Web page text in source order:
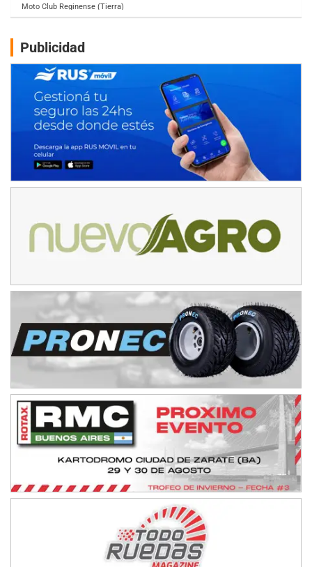
Humboldt (Santa Fe)
Ciudad de Avellaneda (Asfalto)
José Samuel Sánchez (Tierra)
Rufino (Santa Fe)
Juan Navarro (Asfalto)
El Timbó (Tucumán)
IAME SERIES ARGENTINA 6
Ramiro Tot (Asfalto)
KDO - F6
Ciudad de Trenque Lauquen (Asfalto)
Trenque Lauquen (Buenos Aires)
ENTRERRIANO - F6 (POSTERGADA)
Parque de la Velocidad (Asfalto)
Villaguay (Entre Ríos)
VICTORIENSE - F7
El Cerro (Tierra)
Victoria (Entre Ríos)
PATAGONICO - F6
Moto Club Reginense (Tierra)
Gral. E. Godoy (Río Negro)
CSK - F7
NORESTE SANTAFESINO - F6
Ciudad de Avellaneda (Asfalto)
Publicidad